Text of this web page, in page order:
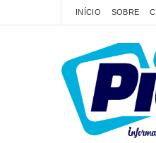
INÍCIO SOBRE